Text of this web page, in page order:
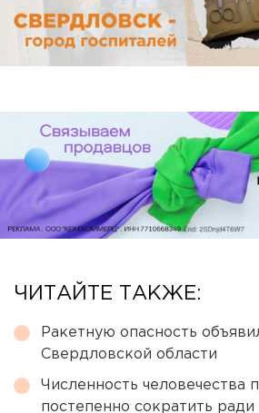
ЧИТАЙТЕ ТАКЖЕ:
Ракетную опасность
Свердловской области
Численность человечества
постепенно сократить ради